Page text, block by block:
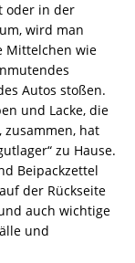
oder in der
wird man
Mittelchen wie
Autos stoßen.
und Lacke, die
zusammen, hat
zu Hause.
Beipackzettel
der Rückseite
auch wichtige
und